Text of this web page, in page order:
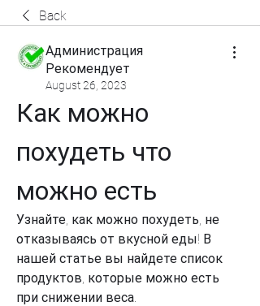
Back
Администрация
Рекомендует
August 26, 2023
Как можно
похудеть что
можно есть
Узнайте, как можно похудеть, не
отказываясь от вкусной еды! В
нашей статье вы найдете список
продуктов, которые можно есть
при снижении веса.